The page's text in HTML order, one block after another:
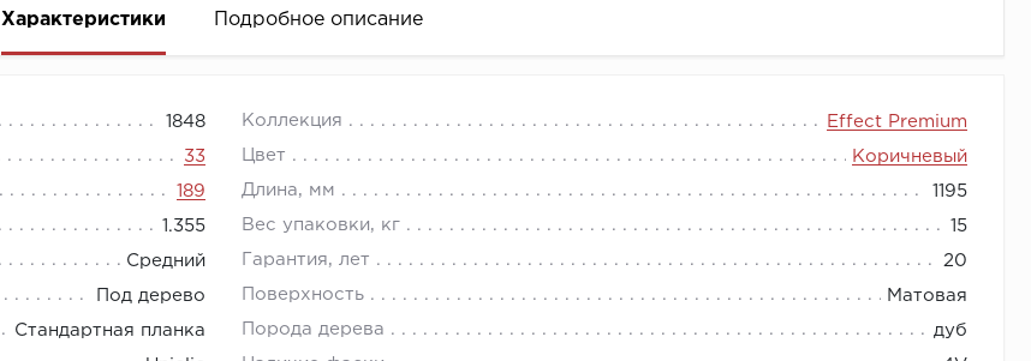
Характеристики Подробное описание
1848 Коллекция Effect Premium
33 Цвет Коричневый
189 Длина, мм 1195
1.355 Вес упаковки, кг 15
Средний Гарантия, лет 20
Под дерево Поверхность Матовая
Стандартная планка Порода дерева дуб